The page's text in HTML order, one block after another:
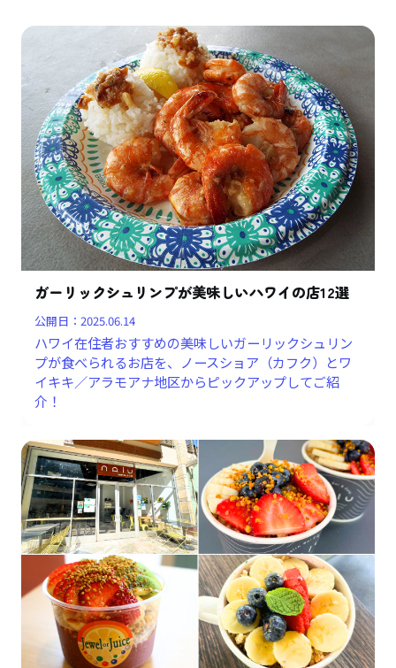
ガーリックシュリンプが美味しいハワイの店12選
公開日：2025.06.14
ハワイ在住者おすすめの美味しいガーリックシュリン
プが食べられるお店を、ノースショア（カフク）とワ
イキキ／アラモアナ地区からピックアップしてご紹
介！